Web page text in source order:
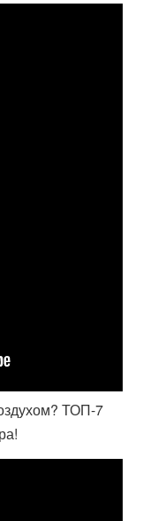
ТОП-7